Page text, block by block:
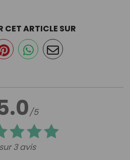
/5
sur 3 avis
CET ARTICLE SUR